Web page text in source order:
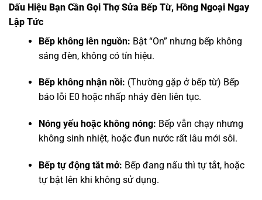
Dấu Hiệu Bạn Cần Gọi Thợ Sửa Bếp Từ, Hồng Ngoại Ngay
Lập Tức
Bếp không lên nguồn: Bật “On” nhưng bếp không
sáng đèn, không có tín hiệu.
Bếp không nhận nồi: (Thường gặp ở bếp từ) Bếp
báo lỗi E0 hoặc nhấp nháy đèn liên tục.
Nóng yếu hoặc không nóng: Bếp vẫn chạy nhưng
không sinh nhiệt, hoặc đun nước rất lâu mới sôi.
Bếp tự động tắt mở: Bếp đang nấu thì tự tắt, hoặc
tự bật lên khi không sử dụng.